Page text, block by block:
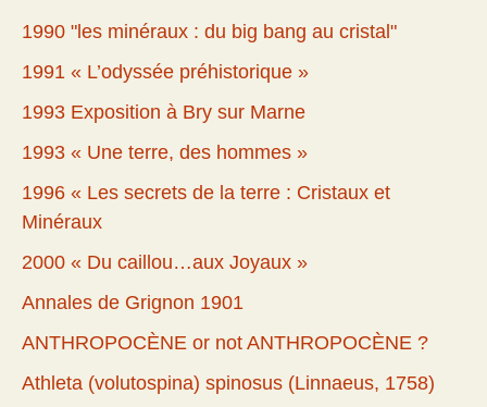
1990 "les minéraux : du big bang au cristal"
1991 « L’odyssée préhistorique »
1993 Exposition à Bry sur Marne
1993 « Une terre, des hommes »
1996 « Les secrets de la terre : Cristaux et
Minéraux
2000 « Du caillou…aux Joyaux »
Annales de Grignon 1901
ANTHROPOCÈNE or not ANTHROPOCÈNE ?
Athleta (volutospina) spinosus (Linnaeus, 1758)